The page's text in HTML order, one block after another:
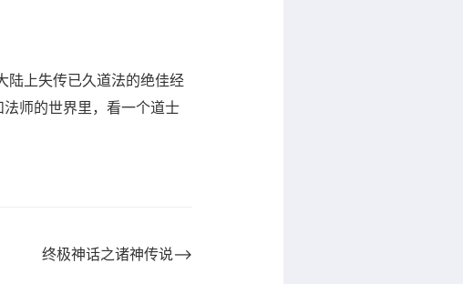
陆上失传已久道法的绝佳经
师的世界里，看一个道士
终极神话之诸神传说⟶